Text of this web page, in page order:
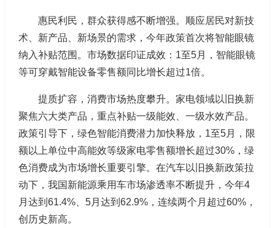
惠民利民，群众获得感不断增强。顺应居民对新技
术、新产品、新场景的需求，今年政策首次将智能眼镜
纳入补贴范围。市场数据印证成效：1至5月，智能眼镜
等可穿戴智能设备零售额同比增长超过1倍。
提质扩容，消费市场热度攀升。家电领域以旧换新
聚焦六大类产品，重点补贴一级能效、一级水效产品。
政策引导下，绿色智能消费潜力加快释放，1至5月，限
额以上单位中高能效等级家电零售额增长超过30%，绿
色消费成为市场增长重要引擎。在汽车以旧换新政策拉
动下，我国新能源乘用车市场渗透率不断提升，今年4
月达到61.4%、5月达到62.9%，连续两个月超过60%，
创历史新高。